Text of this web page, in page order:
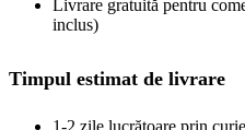
Livrare gratuită pentru
inclus)
Timpul estimat de livrare